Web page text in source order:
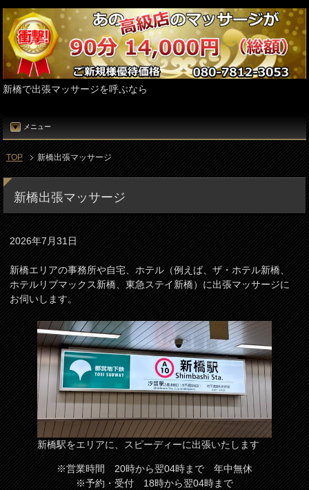
新橋で出張マッサージを呼ぶなら
メニュー
TOP 新橋出張マッサージ
新橋出張マッサージ
2026年7月31日
新橋エリアの事務所や自宅、ホテル（例えば、ザ・ホテル新橋、
ホテルリブマックス新橋、東急ステイ新橋）に出張マッサージに
お伺いします。
新橋駅をエリアに、スピーディーに出張いたします
※営業時間 20時から翌04時まで 年中無休
※予約・受付 18時から翌04時まで